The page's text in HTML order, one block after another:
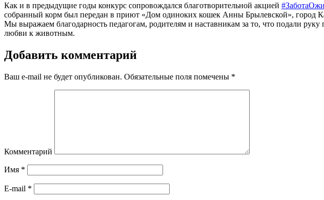
Как и в предыдущие годы конкурс сопровождался благотворительной акцией
собранный корм был передан в приют «Дом одиноких кошек Анны Брылевской», город
Мы выражаем благодарность педагогам, родителям и наставникам за то, что подали
любви к животным.
Добавить комментарий
Ваш e-mail не будет опубликован. Обязательные поля помечены *
Комментарий
Имя *
E-mail *